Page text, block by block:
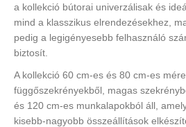
a kollekció bútorai univerzálisak és
mind a klasszikus elrendezésekhez,
pedig a legigényesebb felhasználó
biztosít.
A kollekció 60 cm-es és 80 cm-es
függőszekrényekből, magas
és 120 cm-es munkalapokból áll,
kisebb-nagyobb összeállítások